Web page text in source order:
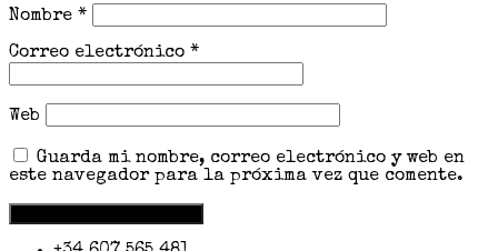
Nombre *
Correo electrónico *
Web
Guarda mi nombre, correo electrónico y web en
este navegador para la próxima vez que comente.